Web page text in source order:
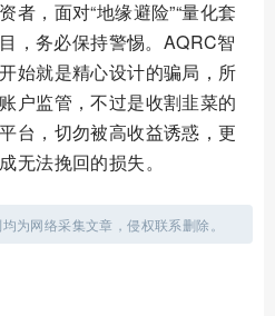
者，面对“地缘避险”“量化套
，务必保持警惕。AQRC智
始就是精心设计的骗局，所
户监管，不过是收割韭菜的
台，切勿被高收益诱惑，更
无法挽回的损失。
为网络采集文章，侵权联系删除。